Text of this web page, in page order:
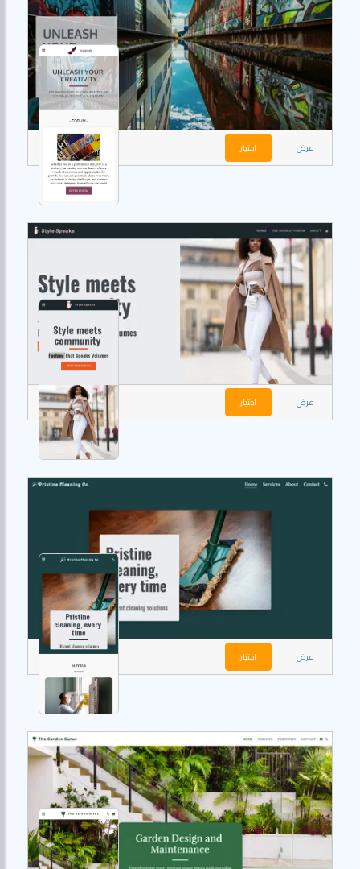
عرض اختيار
عرض اختيار
عرض اختيار